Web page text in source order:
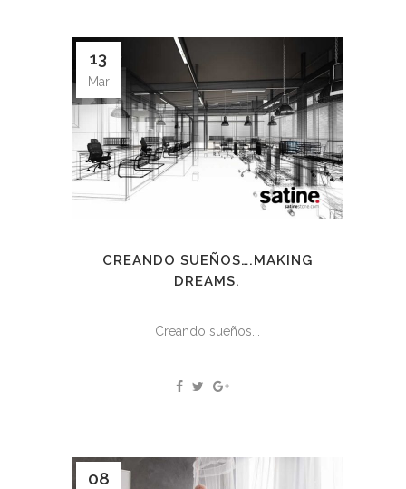
13
Mar
CREANDO SUEÑOS….MAKING
DREAMS.
Creando sueños...
08